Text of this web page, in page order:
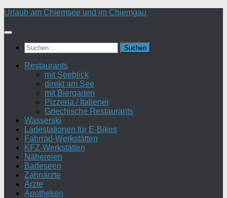
Zum
springen
Urlaub am Chiemsee und im Chiemgau
Suchen
nach:
Restaurants
mit Seeblick
direkt am See
mit Biergarten
Pizzeria / Italiener
Griechische Restaurants
Wasserski
Ladestationen für E-Bikes
Fahrrad-Werkstätten
KFZ-Werkstätten
Nähereien
Badeseen
Zahnärzte
Ärzte
Apotheken